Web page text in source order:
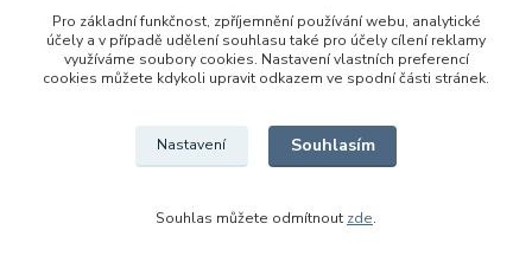
Pro holky
Ostatní
Pro základní funkčnost, zpříjemnění používání webu, analytické
účely a v případě udělení souhlasu také pro účely cílení reklamy
využíváme soubory cookies. Nastavení vlastních preferencí
cookies můžete kdykoli upravit odkazem ve spodní části stránek.
Nastavení Souhlasím
Souhlas můžete odmítnout zde.